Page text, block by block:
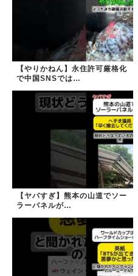
【やりかねん】永住許可厳格化
で中国SNSでは…
【ヤバすぎ】熊本の山道でソー
ラーパネルが…